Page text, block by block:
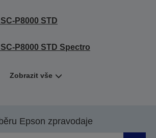
P8000 STD
P8000 STD Spectro
Zobrazit vše
Epson zpravodaje